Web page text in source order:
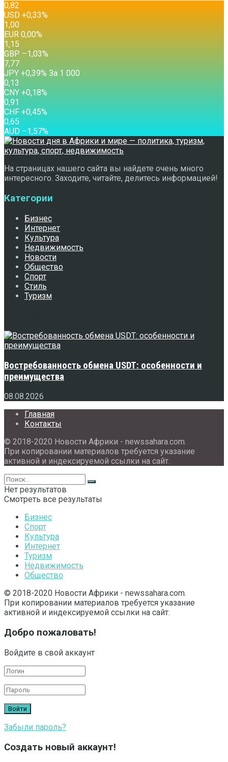
0,82
USD +0,33%
1,00
EUR 0,00%
1,15
GBP –1,03%
7,77
JPY +0,39% За 1 000
0,13
CNY +0,18%
0,91
CHF +0,45%
0,65
AUD –1,57%
На страницах нашего сайта вы найдете очень много
интересного. Заходите, читайте, делитесь информацией!
Категории
Бизнес
Интернет
Культура
Недвижимость
Новости
Общество
Спорт
Стиль
Туризм
Востребованность обмена USDT: особенности и
преимущества
08.08.2026
Главная
Контакты
© 2018-2020 Новости Африки - newssahara.com.
При копировании материалов требуется указание
активной и индексируемой ссылки на сайт.
Нет результатов
Смотреть все результаты
Бизнес
Спорт
Культура
Интернет
Туризм
Недвижимость
Общество
© 2018-2020 Новости Африки - newssahara.com.
При копировании материалов требуется указание
активной и индексируемой ссылки на сайт.
Добро пожаловать!
Войдите в свой аккаунт
Забыли пароль?
Создать новый аккаунт!